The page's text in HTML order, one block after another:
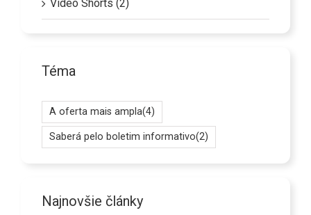
A oferta mais ampla(4)
Saberá pelo boletim informativo(2)